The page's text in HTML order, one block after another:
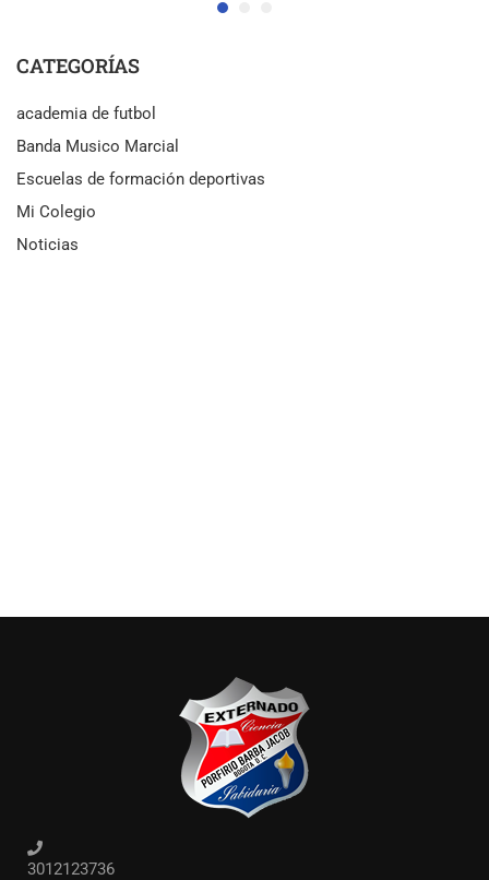
CATEGORÍAS
academia de futbol
Banda Musico Marcial
Escuelas de formación deportivas
Mi Colegio
Noticias
3012123736